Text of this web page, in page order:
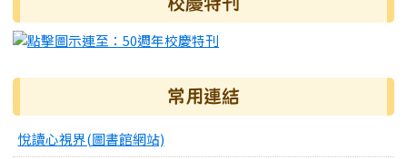
常用連結
悅讀心視界(圖書館網站)